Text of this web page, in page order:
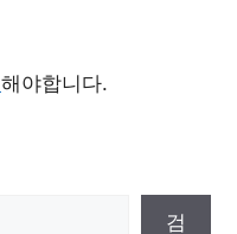
해야합니다.
검